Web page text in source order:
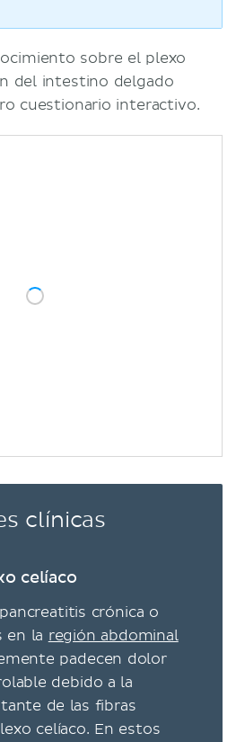
sobre el plexo
del intestino delgado
cuestionario interactivo.
clínicas
celíaco
crónica o
en la región abdominal
padecen dolor
debido a la
de las fibras
celíaco. En estos